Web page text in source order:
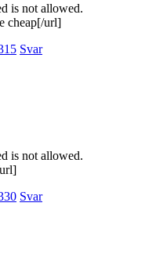
is not allowed.
cheap[/url]
Svar
is not allowed.
Svar